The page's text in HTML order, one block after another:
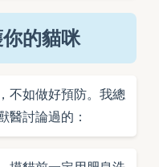
的貓咪
不如做好預防。我總
醫討論過的：